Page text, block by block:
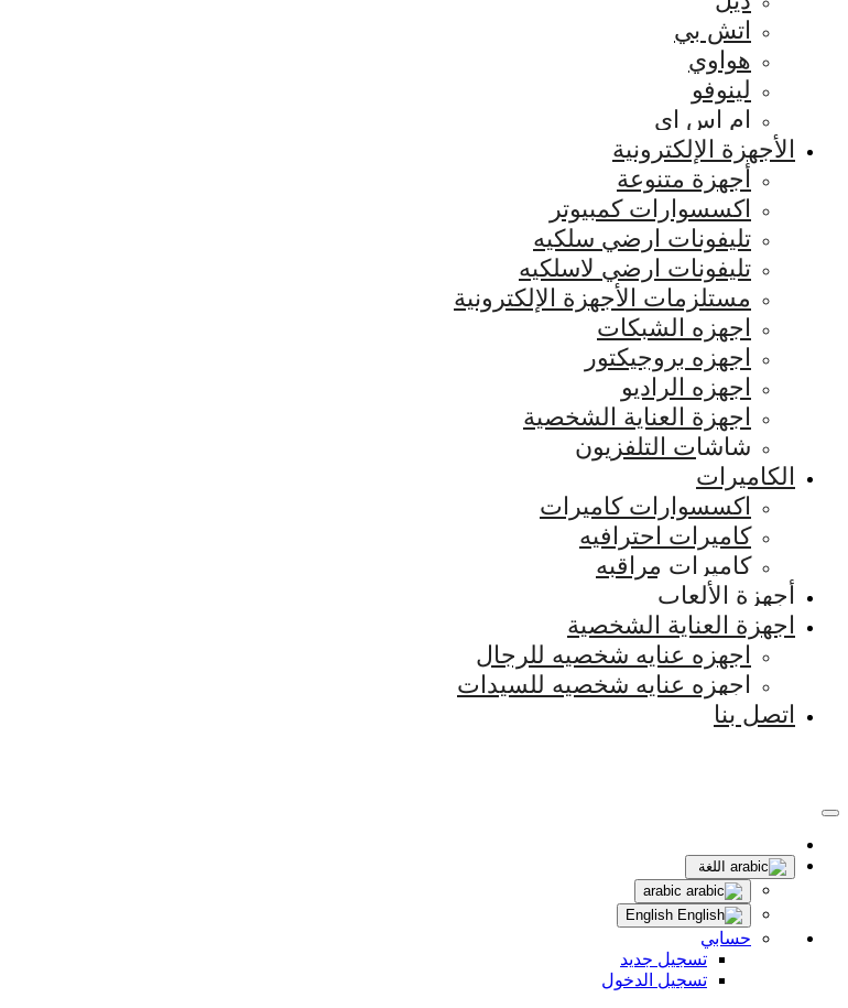
اتش بي
هواوي
لينوفو
ام اس اي
الأجهزة الإلكترونية
أجهزة متنوعة
اكسسوارات كمبيوتر
تليفونات ارضي سلكيه
تليفونات ارضي لاسلكيه
مستلزمات الأجهزة الإلكترونية
اجهزه الشبكات
اجهزه بروجيكتور
اجهزه الراديو
اجهزة العناية الشخصية
شاشات التلفزيون
الكاميرات
اكسسوارات كاميرات
كاميرات احترافيه
كاميرات مراقبه
أجهزة الألعاب
اجهزة العناية الشخصية
اجهزه عنايه شخصيه للرجال
اجهزه عنايه شخصيه للسيدات
اتصل بنا
اللغة
حسابي
تسجيل جديد
تسجيل الدخول